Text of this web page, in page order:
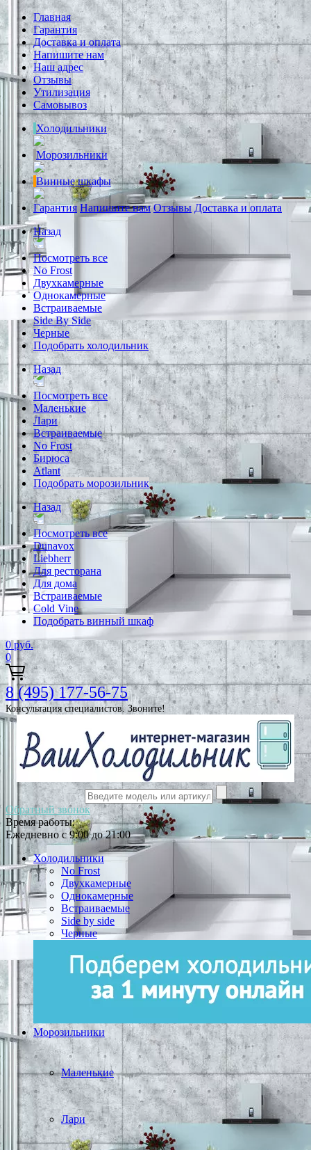
Главная
Гарантия
Доставка и оплата
Напишите нам
Наш адрес
Отзывы
Утилизация
Самовывоз
Холодильники
Морозильники
Винные шкафы
Гарантия Напишите нам Отзывы Доставка и оплата
Назад
Посмотреть все
No Frost
Двухкамерные
Однокамерные
Встраиваемые
Side By Side
Черные
Подобрать холодильник
Назад
Посмотреть все
Маленькие
Лари
Встраиваемые
No Frost
Бирюса
Atlant
Подобрать морозильник
Назад
Посмотреть все
Dunavox
Liebherr
Для ресторана
Для дома
Встраиваемые
Cold Vine
Подобрать винный шкаф
0 руб.
0
8 (495) 177-56-75
Консультация специалистов. Звоните!
Обратный звонок
Время работы:
Ежедневно с 9:00 до 21:00
Холодильники
No Frost
Двухкамерные
Однокамерные
Встраиваемые
Side by side
Черные
Морозильники
Маленькие
Лари